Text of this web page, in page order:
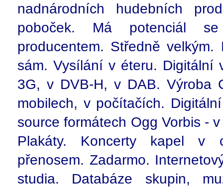
nadnárodních hudebních
poboček. Má potenciál
producentem. Středně
sám. Vysílání v éteru. Digitální
3G, v DVB-H, v DAB. Výroba
mobilech, v počítačích.
source formátech Ogg Vorbis -
Plakáty. Koncerty kapel v
přenosem. Zadarmo.
studia. Databáze skupin,